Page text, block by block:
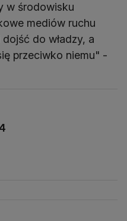
w środowisku
mediów ruchu
do władzy, a
przeciwko niemu" -